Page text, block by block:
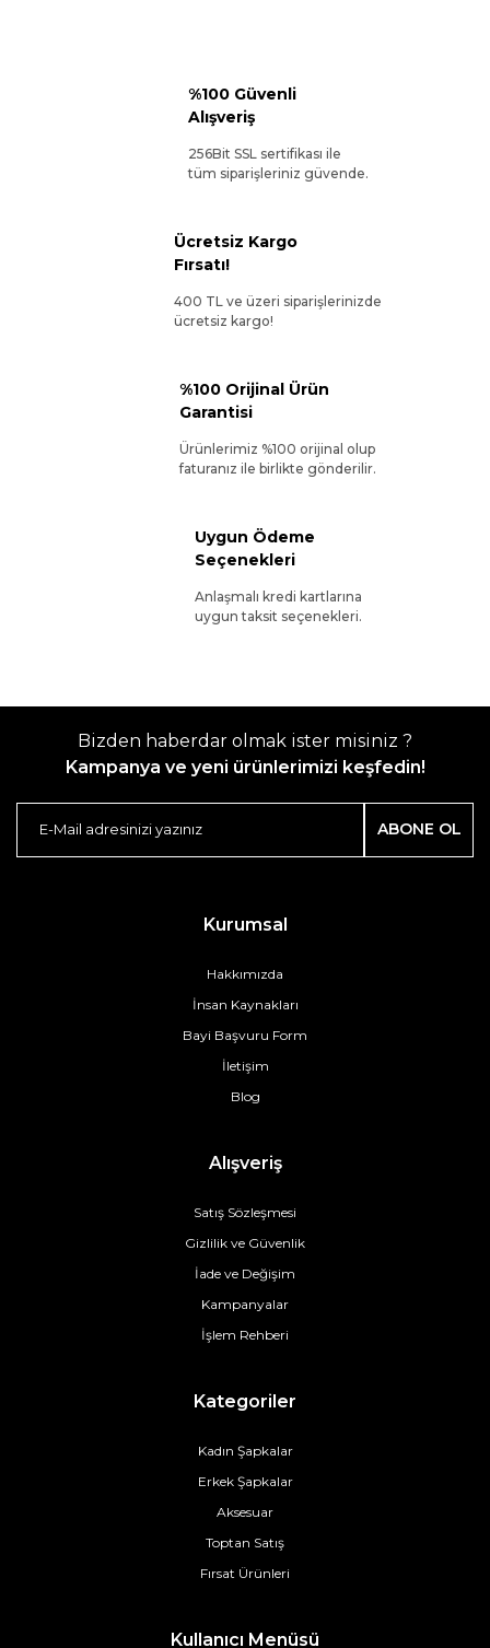
%100 Güvenli
Alışveriş
256Bit SSL sertifikası ile
tüm siparişleriniz güvende.
Ücretsiz Kargo
Fırsatı!
400 TL ve üzeri siparişlerinizde
ücretsiz kargo!
%100 Orijinal Ürün
Garantisi
Ürünlerimiz %100 orijinal olup
faturanız ile birlikte gönderilir.
Uygun Ödeme
Seçenekleri
Anlaşmalı kredi kartlarına
uygun taksit seçenekleri.
Bizden haberdar olmak ister misiniz ?
Kampanya ve yeni ürünlerimizi keşfedin!
ABONE OL
Kurumsal
Hakkımızda
İnsan Kaynakları
Bayi Başvuru Form
İletişim
Blog
Alışveriş
Satış Sözleşmesi
Gizlilik ve Güvenlik
İade ve Değişim
Kampanyalar
İşlem Rehberi
Kategoriler
Kadın Şapkalar
Erkek Şapkalar
Aksesuar
Toptan Satış
Fırsat Ürünleri
Kullanıcı Menüsü